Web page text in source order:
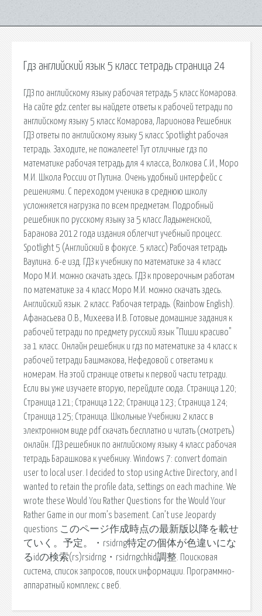
Гдз английский язык 5 класс тетрадь страница 24
ГДЗ по английскому языку рабочая тетрадь 5 класс Комарова.
На сайте gdz.center вы найдете ответы к рабочей тетради по
английскому языку 5 класс Комарова, Ларионова Решебник
ГДЗ ответы по английскому языку 5 класс Spotlight рабочая
тетрадь. Заходите, не пожалеете! Тут отличные гдз по
математике рабочая тетрадь для 4 класса, Волкова С.И., Моро
М.И. Школа России от Путина. Очень удобный интерфейс с
решениями. С переходом ученика в среднюю школу
усложняется нагрузка по всем предметам. Подробный
решебник по русскому языку за 5 класс Ладыженской,
Баранова 2012 года издания облегчит учебный процесс.
Spotlight 5 (Английский в фокусе. 5 класс) Рабочая тетрадь
Ваулина. 6-е изд. ГДЗ к учебнику по математике за 4 класс
Моро М.И. можно скачать здесь. ГДЗ к проверочным работам
по математике за 4 класс Моро М.И. можно скачать здесь.
Английский язык. 2 класс. Рабочая тетрадь. (Rainbow English).
Афанасьева О.В., Михеева И.В. Готовые домашние задания к
рабочей тетради по предмету русский язык "Пиши красиво"
за 1 класс. Онлайн решебник и гдз по математике за 4 класс к
рабочей тетради Башмакова, Нефедовой с ответами к
номерам. На этой странице ответы к первой части тетради.
Если вы уже изучаете вторую, перейдите сюда. Страница 120;
Страница 121; Страница 122; Страница 123; Страница 124;
Страница 125; Страница. Школьные Учебники 2 класс в
электронном виде pdf скачать бесплатно и читать (смотреть)
онлайн. ГДЗ решебник по английскому языку 4 класс рабочая
тетрадь Барашкова к учебнику. Windows 7: convert domain
user to local user. I decided to stop using Active Directory, and I
wanted to retain the profile data, settings on each machine. We
wrote these Would You Rather Questions for the Would Your
Rather Game in our mom’s basement. Can’t use Jeopardy
questions このページ作成時点の最新版以降を載せ
ていく。予定。・rsidrng特定の個体が色違いにな
るidの検索(rs)rsidrng・rsidrngchkid調整. Поисковая
сиcтема, список запросов, поиск информации. Программно-
аппаратный комплекс с веб.